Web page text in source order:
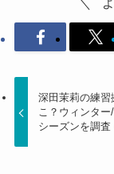
深田茉莉の練習
こ？ウィンター
シーズンを調査